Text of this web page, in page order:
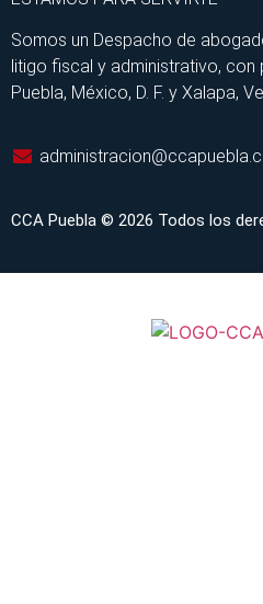
Somos un Despacho de
litigo fiscal y administrativo,
Puebla, México, D. F. y Xalapa,
CCA Puebla © 2026 Todos los